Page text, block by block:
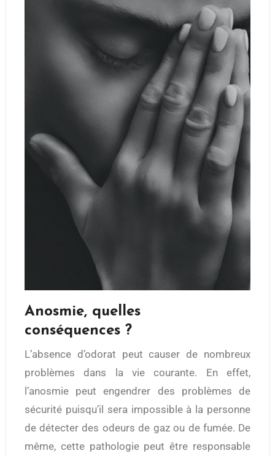
Anosmie, quelles
conséquences ?
L’absence d’odorat peut causer de nombreux
problèmes dans la vie courante. En effet,
l’anosmie peut engendrer des problèmes de
sécurité puisqu’il sera impossible à la personne
de détecter des odeurs de gaz ou de fumée. De
même, cette pathologie peut être responsable